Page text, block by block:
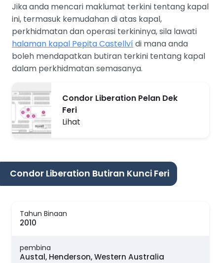
Jika anda mencari maklumat terkini tentang kapal
ini, termasuk kemudahan di atas kapal,
perkhidmatan dan operasi terkininya, sila lawati
halaman kapal Pepita Castellvídi mana anda
boleh mendapatkan butiran terkini tentang kapal
dalam perkhidmatan semasanya.
Condor Liberation Pelan Dek
Feri
Lihat
Condor Liberation Butiran Kunci Feri
Tahun Binaan
2010
pembina
Austal, Henderson, Western Australia